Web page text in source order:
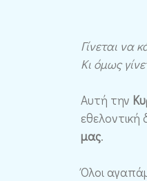
Γίνεται να
Κι όμως
Αυτή την
μας.
Όλοι